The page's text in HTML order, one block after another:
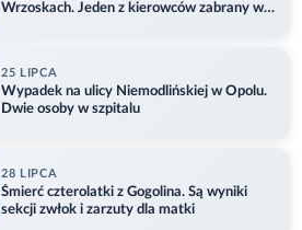
Wrzoskach. Jeden z kierowców zabrany w
25 LIPCA
Wypadek na ulicy Niemodlińskiej w Opolu.
Dwie osoby w szpitalu
28 LIPCA
Śmierć czterolatki z Gogolina. Są wyniki
sekcji zwłok i zarzuty dla matki